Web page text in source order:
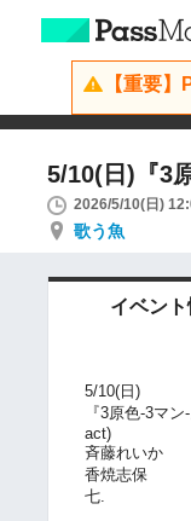
【重要
5/10(日)『3
2026/5/10(日)
歌う魚
イベント
5/10(日)
『3原色-3マン-
act)
斉藤れいか
香焼志保
七.